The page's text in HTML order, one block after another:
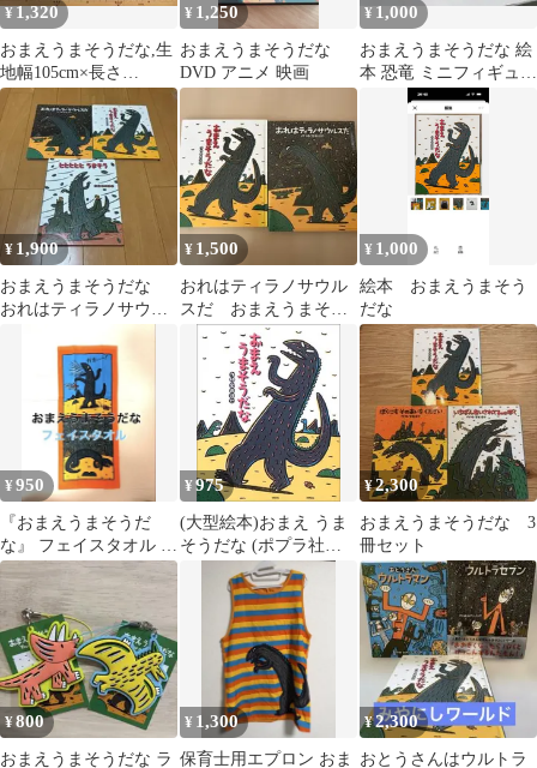
¥1,320
おまえうまそうだな,生
地幅105cm×長さ
100cm、黄緑
¥ 1,250
おまえうまそうだな
DVD アニメ 映画
¥ 1,000
おまえうまそうだな 絵
本 恐竜 ミニフィギュア
5体セット
¥ 1,900
おまえうまそうだな
おれはティラノサウル
セット 絵本
¥ 1,500
おれはティラノサウル
スだ おまえうまそう
¥ 1,000
絵本 おまえうまそう
だな
¥950
『おまえうまそうだ
な』 フェイスタオル 1
枚 新品・未使用
¥975
(大型絵本)おまえ うま
そうだな (ポプラ社の
よみきかせ大型絵本)
¥2,300
おまえうまそうだな 3
冊セット
¥800
おまえうまそうだな ラ
¥ 1,300
保育士用エプロン おま
¥2,300
おとうさんはウルトラ